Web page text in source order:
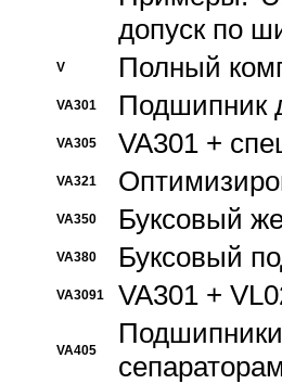
допуск по
V Полный
VA301 Подшипник
VA305 VA301 +
VA321
VA350 Буксовый
VA380 Буксовый
VA3091 VA301 +
VA405